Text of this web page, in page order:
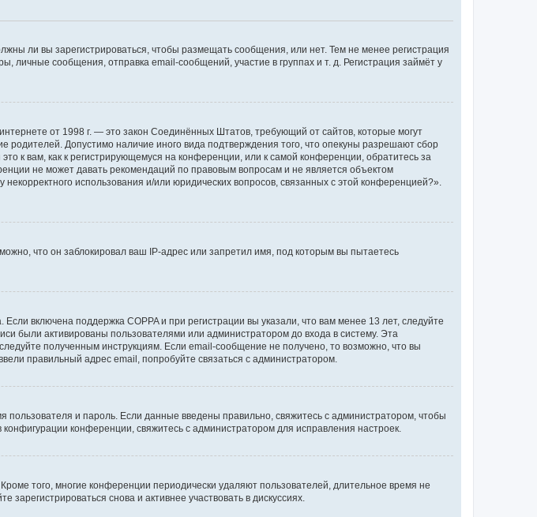
ли вы зарегистрироваться, чтобы размещать сообщения, или нет. Тем не менее регистрация
сообщения, отправка email-сообщений, участие в группах и т. д. Регистрация займёт у
от 1998 г. — это закон Соединённых Штатов, требующий от сайтов, которые могут
Допустимо наличие иного вида подтверждения того, что опекуны разрешают сбор
к вам, как к регистрирующемуся на конференции, или к самой конференции, обратитесь за
не может давать рекомендаций по правовым вопросам и не является объектом
использования и/или юридических вопросов, связанных с этой конференцией?».
что он заблокировал ваш IP-адрес или запретил имя, под которым вы пытаетесь
включена поддержка COPPA и при регистрации вы указали, что вам менее 13 лет, следуйте
были активированы пользователями или администратором до входа в систему. Эта
полученным инструкциям. Если email-сообщение не получено, то возможно, что вы
правильный адрес email, попробуйте связаться с администратором.
и пароль. Если данные введены правильно, свяжитесь с администратором, чтобы
конференции, свяжитесь с администратором для исправления настроек.
того, многие конференции периодически удаляют пользователей, длительное время не
снова и активнее участвовать в дискуссиях.